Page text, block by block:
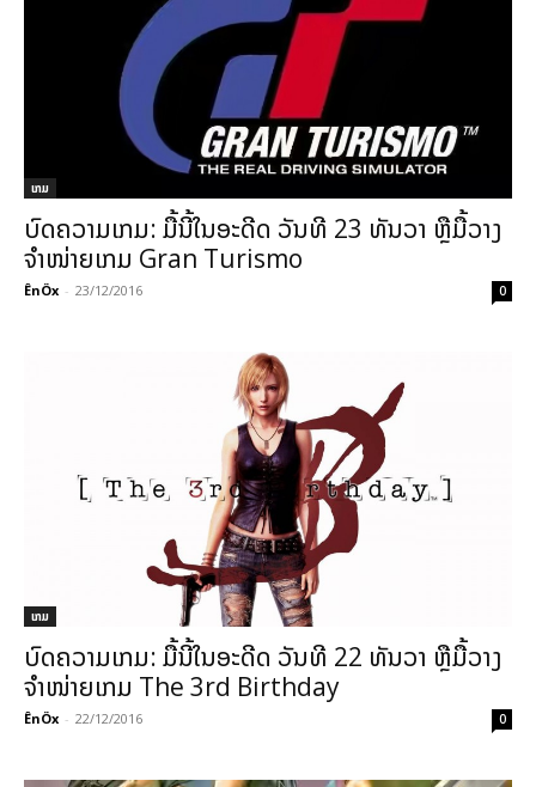
ເກມ
ບົດຄວາມເກມ: ມື້ນີ້ໃນອະດີດ ວັນທີ 23 ທັນວາ ຫຼືມື້ວາງ
ຈຳໜ່າຍເກມ Gran Turismo
ÊnÖx - 23/12/2016 0
ເກມ
ບົດຄວາມເກມ: ມື້ນີ້ໃນອະດີດ ວັນທີ 22 ທັນວາ ຫຼືມື້ວາງ
ຈຳໜ່າຍເກມ The 3rd Birthday
ÊnÖx - 22/12/2016 0